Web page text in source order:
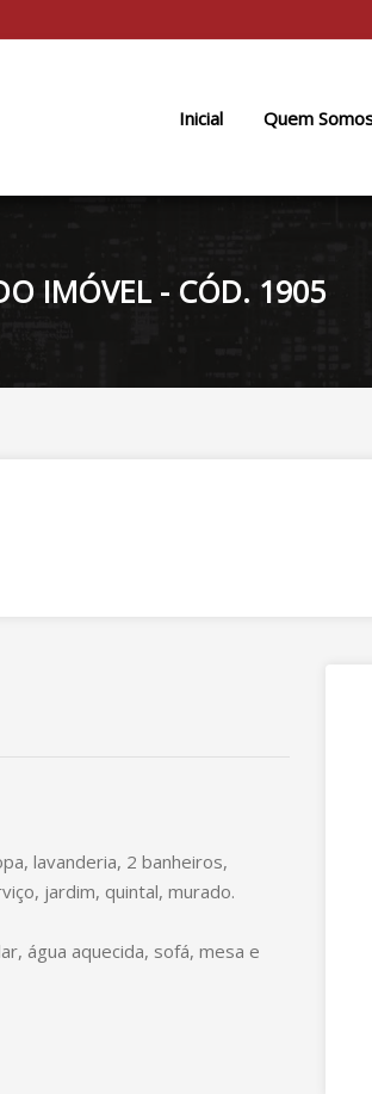
Inicial Quem
IMÓVEL - CÓD. 1905
lavanderia, 2 banheiros,
jardim, quintal, murado.
água aquecida, sofá, mesa e